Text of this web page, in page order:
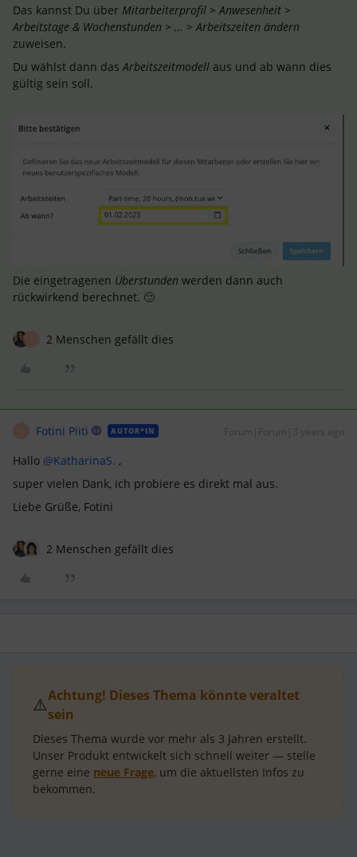
Das kannst Du über Mitarbeiterprofil > Anwesenheit >
Arbeitstage & Wochenstunden > … > Arbeitszeiten ändern
zuweisen.
Du wählst dann dasArbeitszeitmodell aus und ab wann dies
gültig sein soll.
Die eingetragenen Überstunden werden dann auch
rückwirkend berechnet. 🙂
2 Menschen gefällt dies
Fotini Piiti AUTOR*IN Forum|Forum|3 years ago
Hallo @KatharinaS. ,
super vielen Dank, ich probiere es direkt mal aus.
Liebe Grüße, Fotini
2 Menschen gefällt dies
⚠️Achtung! Dieses Thema könnte veraltet
sein
Dieses Thema wurde vor mehr als 3 Jahren erstellt.
Unser Produkt entwickelt sich schnell weiter — stelle
gerne eine neue Frage, um die aktuellsten Infos zu
bekommen.